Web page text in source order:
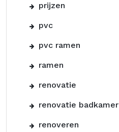
prijzen
pvc
pvc ramen
ramen
renovatie
renovatie badkamer
renoveren